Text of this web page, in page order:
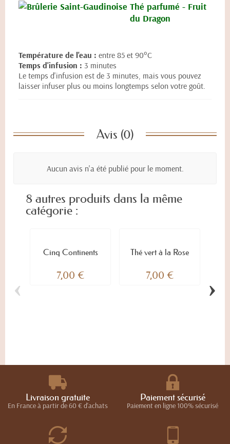
Thé parfumé - Fruit
du Dragon
Température de l'eau : entre 85 et 90°C
Temps d'infusion : 3 minutes
Le temps d'infusion est de 3 minutes, mais vous pouvez
laisser infuser plus ou moins longtemps selon votre goût.
Avis (0)
Aucun avis n'a été publié pour le moment.
8 autres produits dans la même
catégorie :
Cinq Continents
7,00 €
Thé vert à la Rose
7,00 €
‹ ›
Livraison gratuite
En France à partir de 60 € d'achats
Paiement sécurisé
Paiement en ligne 100% sécurisé
Authentic Product